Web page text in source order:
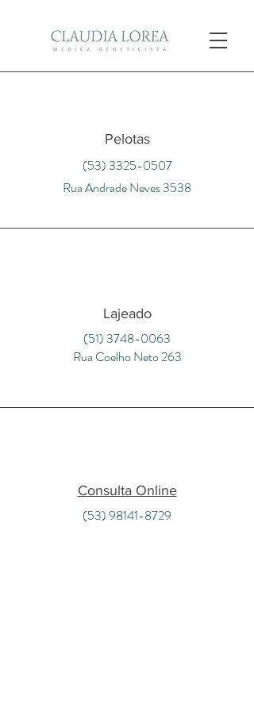
Pelotas
(53) 3325-0507
Rua Andrade Neves 3538
Lajeado
(51) 3748-0063
Rua Coelho Neto 263
Consulta Online
(53) 98141-8729